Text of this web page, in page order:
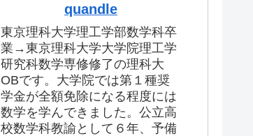
quandle
東京理科大学理工学部数学科卒
業→東京理科大学大学院理工学
研究科数学専修修了の理科大
OBです。大学院では第１種奨
学金が全額免除になる程度には
数学を学んできました。公立高
校数学科教諭として６年、予備